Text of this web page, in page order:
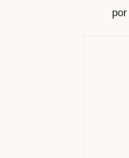
por